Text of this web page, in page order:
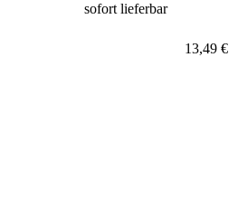
sofort lieferbar
13,49 €